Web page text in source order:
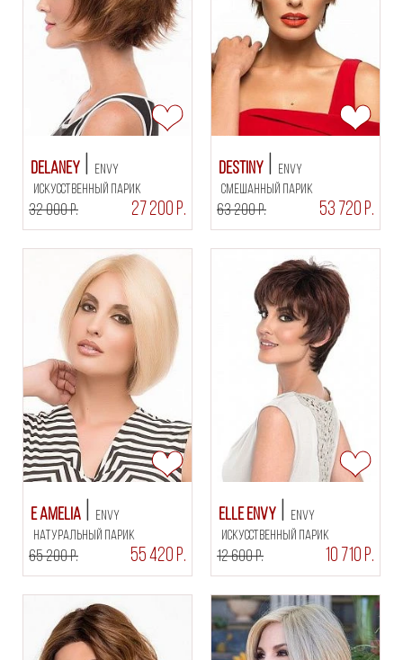
Delaney
искусственный парик
Envy
32 000 Р. 27 200 Р.
Destiny
смешанный парик
Envy
63 200 Р. 53 720 Р.
E Amelia
натуральный парик
Envy
65 200 Р. 55 420 Р.
Elle Envy
искусственный парик
Envy
12 600 Р. 10 710 Р.